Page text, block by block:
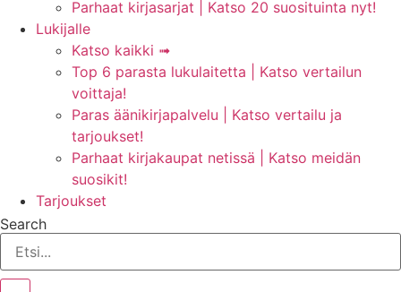
Parhaat kirjasarjat | Katso 20 suosituinta nyt!
Lukijalle
Katso kaikki ➟
Top 6 parasta lukulaitetta | Katso vertailun
voittaja!
Paras äänikirjapalvelu | Katso vertailu ja
tarjoukset!
Parhaat kirjakaupat netissä | Katso meidän
suosikit!
Tarjoukset
Search